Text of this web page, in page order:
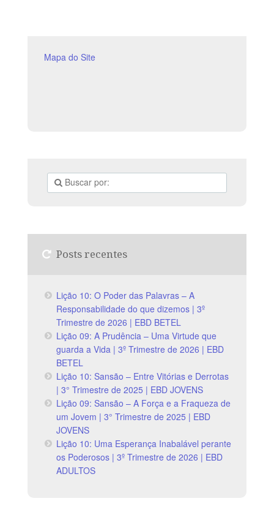
Mapa do Site
Posts recentes
Lição 10: O Poder das Palavras – A
Responsabilidade do que dizemos | 3º
Trimestre de 2026 | EBD BETEL
Lição 09: A Prudência – Uma Virtude que
guarda a Vida | 3º Trimestre de 2026 | EBD
BETEL
Lição 10: Sansão – Entre Vitórias e Derrotas
| 3° Trimestre de 2025 | EBD JOVENS
Lição 09: Sansão – A Força e a Fraqueza de
um Jovem | 3° Trimestre de 2025 | EBD
JOVENS
Lição 10: Uma Esperança Inabalável perante
os Poderosos | 3º Trimestre de 2026 | EBD
ADULTOS